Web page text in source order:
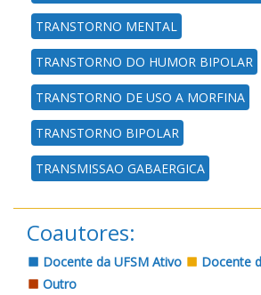
TRANSTORNO MENTAL
TRANSTORNO DO HUMOR BIPOLAR
TRANSTORNO DE USO A MORFINA
TRANSTORNO BIPOLAR
TRANSMISSAO GABAERGICA
Coautores:
Docente da UFSM Ativo
Docente
Outro